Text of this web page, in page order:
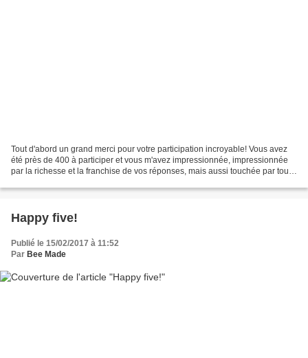
Tout d'abord un grand merci pour votre participation incroyable! Vous avez
été près de 400 à participer et vous m'avez impressionnée, impressionnée
par la richesse et la franchise de vos réponses, mais aussi touchée par tous
Happy five!
Publié le 15/02/2017 à 11:52
Par Bee Made